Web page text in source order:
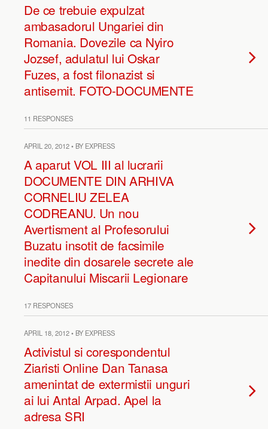
De ce trebuie expulzat
ambasadorul Ungariei din
Romania. Dovezile ca Nyiro
Jozsef, adulatul lui Oskar
Fuzes, a fost filonazist si
antisemit. FOTO-DOCUMENTE
11 RESPONSES
APRIL 20, 2012 • BY EXPRESS
A aparut VOL III al lucrarii
DOCUMENTE DIN ARHIVA
CORNELIU ZELEA
CODREANU. Un nou
Avertisment al Profesorului
Buzatu insotit de facsimile
inedite din dosarele secrete ale
Capitanului Miscarii Legionare
17 RESPONSES
APRIL 18, 2012 • BY EXPRESS
Activistul si corespondentul
Ziaristi Online Dan Tanasa
amenintat de extermistii unguri
ai lui Antal Arpad. Apel la
adresa SRI